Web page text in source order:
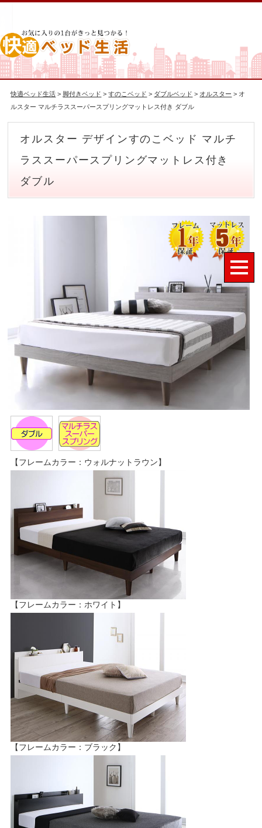
快適ベッド生活 > 脚付きベッド >すのこベッド > ダブルベッド > オルスター > オ
ルスター マルチラススーパースプリングマットレス付き ダブル
オルスター デザインすのこベッド マルチ
ラススーパースプリングマットレス付き
ダブル
【フレームカラー：ウォルナットラウン】
【フレームカラー：ホワイト】
【フレームカラー：ブラック】